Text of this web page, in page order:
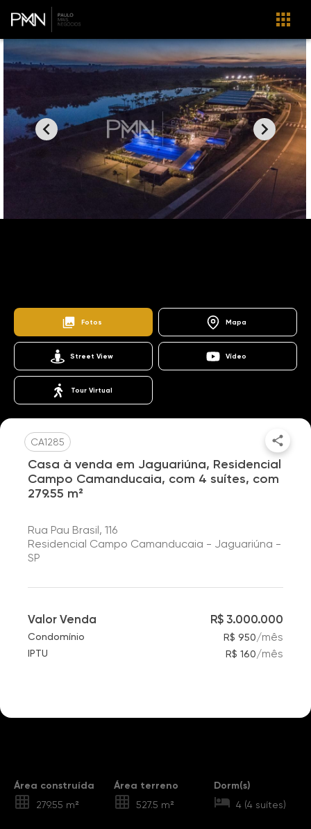
Fotos Mapa
Street View Vídeo
Tour Virtual
CA1285
Casa à venda em Jaguariúna, Residencial
Campo Camanducaia, com 4 suítes, com
279.55 m²
Rua Pau Brasil, 116
Residencial Campo Camanducaia - Jaguariúna -
SP
Valor Venda R$ 3.000.000
Condomínio R$ 950/mês
IPTU R$ 160/mês
Área construída
279.55 m²
Área terreno
527.5 m²
Dorm(s)
4 (4 suítes)